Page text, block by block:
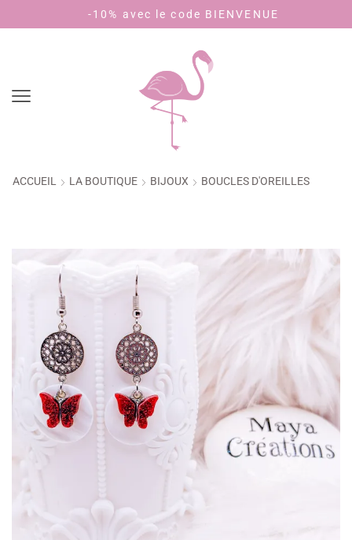
avec le code BIENVENUE Payez en 4
ACCUEIL LA BOUTIQUE BIJOUX BOUCLES D'OREILLES